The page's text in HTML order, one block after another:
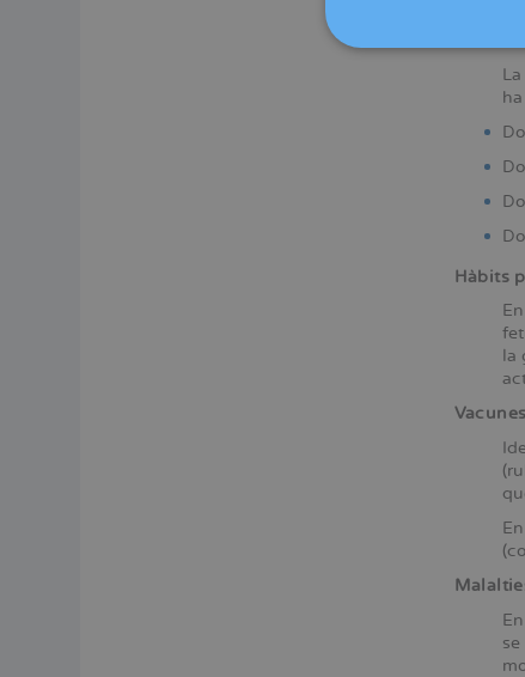
Hàbits
la
Vacunes